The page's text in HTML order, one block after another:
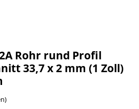
Rohr rund Profil
33,7 x 2 mm (1 Zoll)